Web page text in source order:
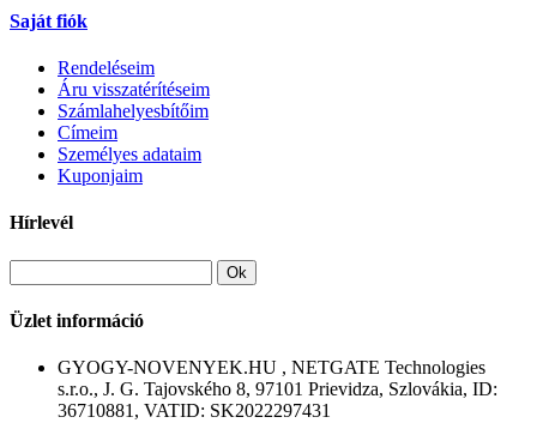
Saját fiók
Rendeléseim
Áru visszatérítéseim
Számlahelyesbítőim
Címeim
Személyes adataim
Kuponjaim
Hírlevél
Ok
Üzlet információ
GYOGY-NOVENYEK.HU , NETGATE Technologies
s.r.o., J. G. Tajovského 8, 97101 Prievidza, Szlovákia, ID:
36710881, VATID: SK2022297431